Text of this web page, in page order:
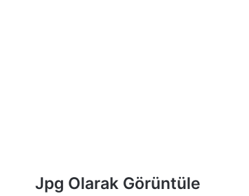
Jpg Olarak Görüntüle